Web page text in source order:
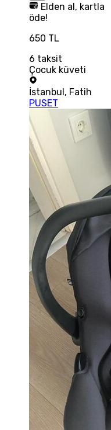
Elden al, kartla
öde!
650 TL
6 taksit
Çocuk küveti
İstanbul, Fatih
PUSET